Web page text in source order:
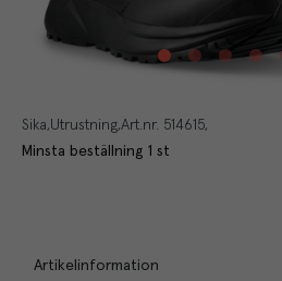
Sika Utrustning Art.nr. 514615
Minsta beställning 1 st
Artikelinformation